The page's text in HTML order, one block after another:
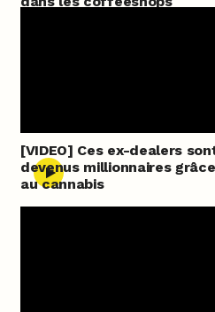
[VIDEO] Ces ex-dealers
devenus millionnaires grâce
au cannabis